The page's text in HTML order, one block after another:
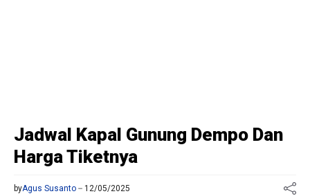
Jadwal Kapal Gunung Dempo Dan
Harga Tiketnya
byAgus Susanto 12/05/2025